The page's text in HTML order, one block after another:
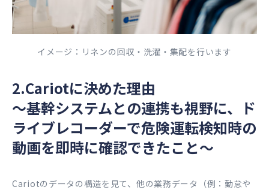
イメージ：リネンの回収・洗濯・集配を行います
2.Cariotに決めた理由
〜基幹システムとの連携も視野に、ド
ライブレコーダーで危険運転検知時の
動画を即時に確認できたこと〜
Cariotのデータの構造を見て、他の業務データ（例：勤怠や